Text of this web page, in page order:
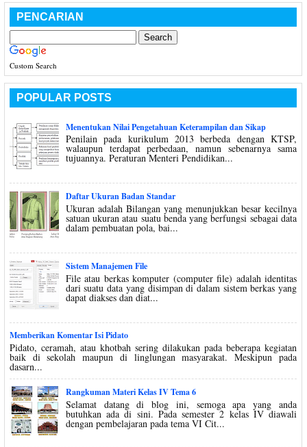
PENCARIAN
Custom Search
POPULAR POSTS
Menentukan Nilai Pengetahuan Keterampilan dan Sikap
Penilain pada kurikulum 2013 berbeda dengan KTSP,
walaupun terdapat perbedaan, namun sebenarnya sama
tujuannya. Peraturan Menteri Pendidikan...
Daftar Ukuran Badan Standar
Ukuran adalah Bilangan yang menunjukkan besar kecilnya
satuan ukuran atau suatu benda yang berfungsi sebagai data
dalam pembuatan pola, bai...
Sistem Manajemen File
File atau berkas komputer (computer file) adalah identitas
dari suatu data yang disimpan di dalam sistem berkas yang
dapat diakses dan diat...
Memberikan Komentar Isi Pidato
Pidato, ceramah, atau khotbah sering dilakukan pada beberapa kegiatan
baik di sekolah maupun di linglungan masyarakat. Meskipun pada
dasarn...
Rangkuman Materi Kelas IV Tema 6
Selamat datang di blog ini, semoga apa yang anda
butuhkan ada di sini. Pada semester 2 kelas IV diawali
dengan pembelajaran pada tema VI Cit...